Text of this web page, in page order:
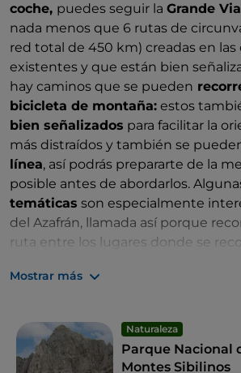
coche, puedes seguir la Grande
nada menos que 6 rutas de
red total de 450 km) creadas en las
existentes y que están bien
hay caminos que se pueden
bicicleta de montaña: estos
bien señalizados para facilitar la
más distraídos y también se
línea, así podrás prepararte de la
posible antes de abordarlos.
temáticas son especialmente
del Azafrán, llamada así porque
ruta entre los lugares donde se
Mostrar más
Naturaleza
Parque Nacional
Montes Sibilinos